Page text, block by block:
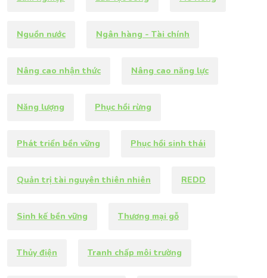
Nguồn nước Ngân hàng - Tài chính
Nâng cao nhận thức Nâng cao năng lực
Năng lượng Phục hồi rừng
Phát triển bền vững Phục hồi sinh thái
Quản trị tài nguyên thiên nhiên REDD
Sinh kế bền vững Thương mại gỗ
Thủy điện Tranh chấp môi trường